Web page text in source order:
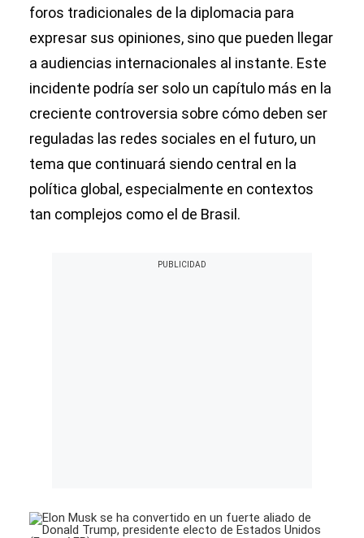
foros tradicionales de la diplomacia para
expresar sus opiniones, sino que pueden llegar
a audiencias internacionales al instante. Este
incidente podría ser solo un capítulo más en la
creciente controversia sobre cómo deben ser
reguladas las redes sociales en el futuro, un
tema que continuará siendo central en la
política global, especialmente en contextos
tan complejos como el de Brasil.